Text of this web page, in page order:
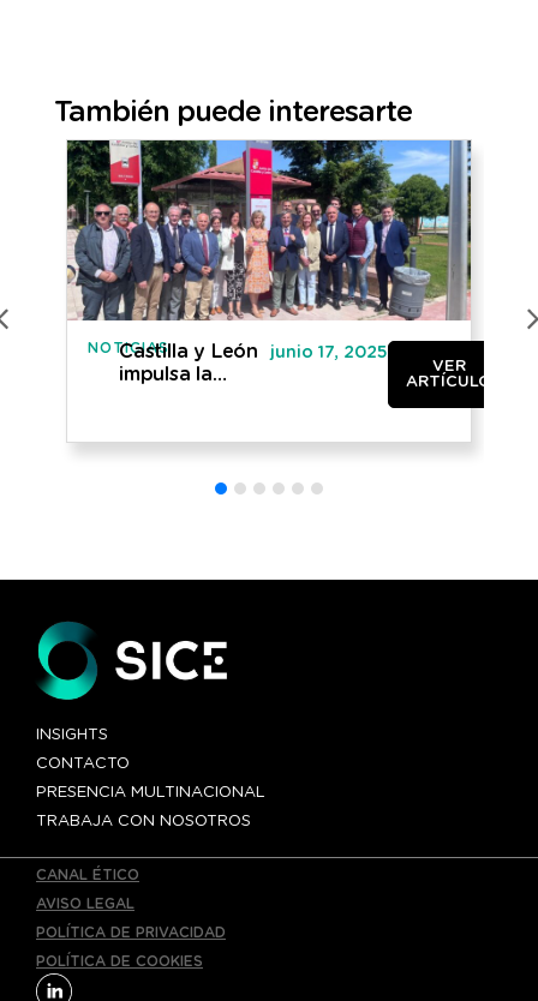
También puede interesarte
NOTICIAS
Castilla y León
impulsa la
público con
inteligentes
junio 17, 2025
VER
ARTÍCULO
INSIGHTS
CONTACTO
PRESENCIA MULTINACIONAL
TRABAJA CON NOSOTROS
CANAL ÉTICO
AVISO LEGAL
POLÍTICA DE PRIVACIDAD
POLÍTICA DE COOKIES